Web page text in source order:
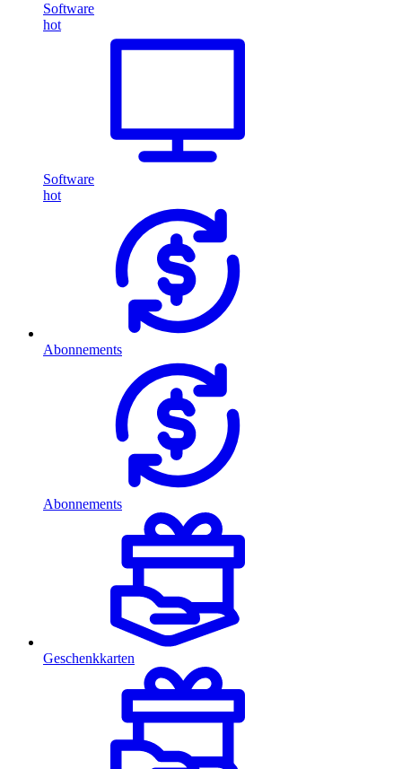
Software
hot
Software
hot
Abonnements
Abonnements
Geschenkkarten